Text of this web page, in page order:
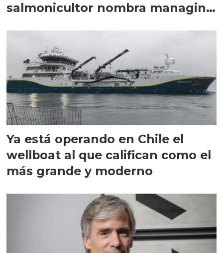
salmonicultor nombra managing
Ya está operando en Chile el
wellboat al que califican como el
más grande y moderno